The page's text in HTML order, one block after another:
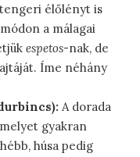
élőlényt is
a málagai
espetos-nak, de
Íme néhány
A dorada
gyakran
húsa pedig